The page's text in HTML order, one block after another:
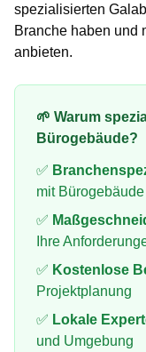
spezialisierten
Branche haben und
anbieten.
🌱 Warum
Bürogebäude?
✅
mit Bürogebäude
✅
Ihre
✅ Kostenlose
Projektplanung
✅ Lokale
und Umgebung